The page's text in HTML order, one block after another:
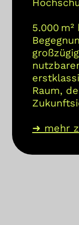
5.000
Raum,
➜ mehr